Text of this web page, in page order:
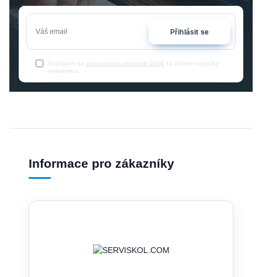
Přihlásit se
Souhlasím se zpracováním osobních údajů za účelem rozesílky
newsletteru.
Informace pro zákazníky